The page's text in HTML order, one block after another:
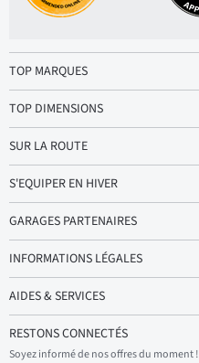
TOP MARQUES
TOP DIMENSIONS
SUR LA ROUTE
S'EQUIPER EN HIVER
GARAGES PARTENAIRES
INFORMATIONS LÉGALES
AIDES & SERVICES
RESTONS CONNECTÉS
Soyez informé de nos offres du moment !